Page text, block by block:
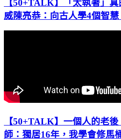
【50+TALK】「太執著」
威陳亮恭：向古人學4個智
【50+TALK】一個人的老
師：獨居16年，我學會修馬